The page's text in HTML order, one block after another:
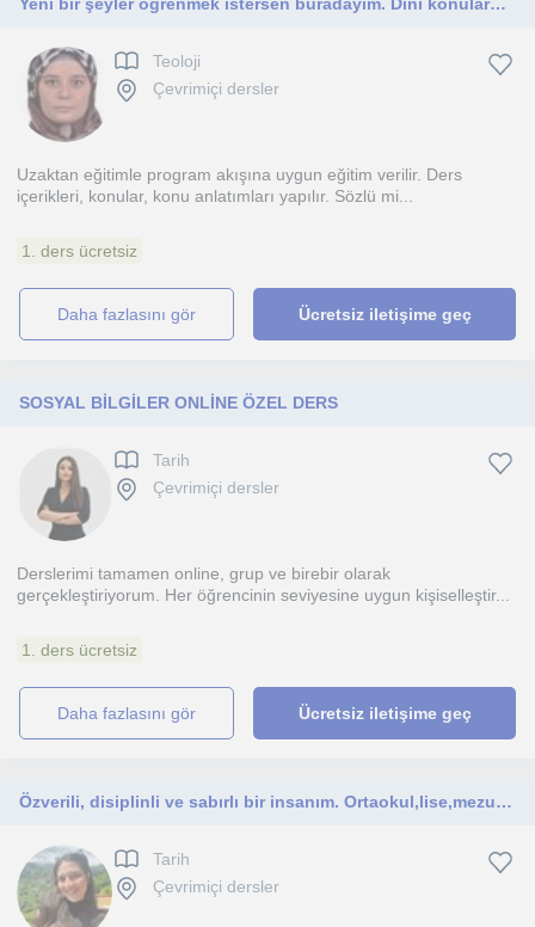
Teoloji
Çevrimiçi dersler
Uzaktan eğitimle program akışına uygun eğitim verilir. Ders
içerikleri, konular, konu anlatımları yapılır. Sözlü mi...
1. ders ücretsiz
daha fazlasını gör Ücretsiz iletişime geç
SOSYAL BİLGİLER ONLİNE ÖZEL DERS
Tarih
Çevrimiçi dersler
Derslerimi tamamen online, grup ve birebir olarak
gerçekleştiriyorum. Her öğrencinin seviyesine uygun kişiselleştir...
1. ders ücretsiz
daha fazlasını gör Ücretsiz iletişime geç
Özverili, disiplinli ve sabırlı bir insanım. Ortaokul,lise,mezun öğrencilere hitap ediyorum
Tarih
Çevrimiçi dersler